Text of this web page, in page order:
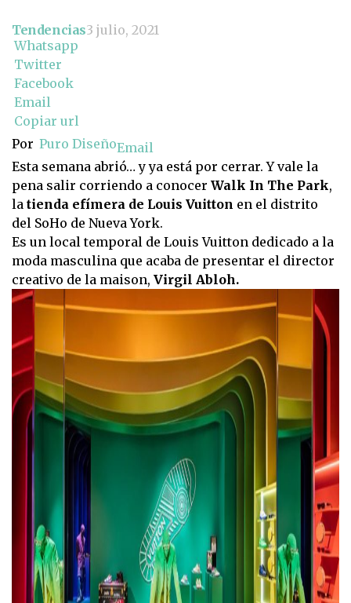
Tendencias3 julio, 2021
Whatsapp
Twitter
Facebook
Email
Copiar url
Por Puro DiseñoEmail
Esta semana abrió… y ya está por cerrar. Y vale la
pena salir corriendo a conocer Walk In The Park,
la tienda efímera de Louis Vuitton en el distrito
del SoHo de Nueva York.
Es un local temporal de Louis Vuitton dedicado a la
moda masculina que acaba de presentar el director
creativo de la maison, Virgil Abloh.